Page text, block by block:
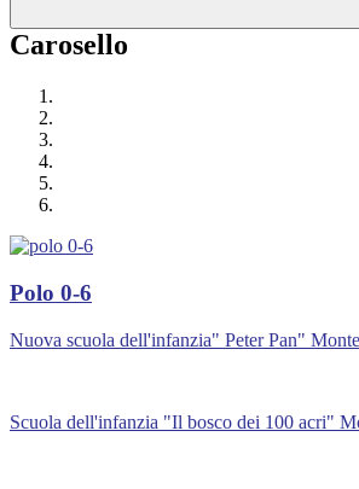
Carosello
Polo 0-6
Nuova scuola dell'infanzia" Peter Pan"
Scuola dell'infanzia "Il bosco dei 100 acri"